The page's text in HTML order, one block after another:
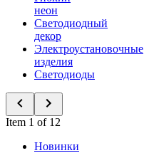
неон
Светодиодный
декор
Электроустановочные
изделия
Светодиоды
Item 1 of 12
Новинки